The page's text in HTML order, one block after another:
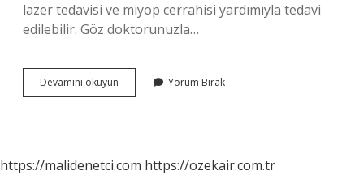
lazer tedavisi ve miyop cerrahisi yardımıyla tedavi
edilebilir. Göz doktorunuzla…
Devamını okuyun
Tehlikeli
Yorum Bırak
https://malidenetci.com https://ozekair.com.tr